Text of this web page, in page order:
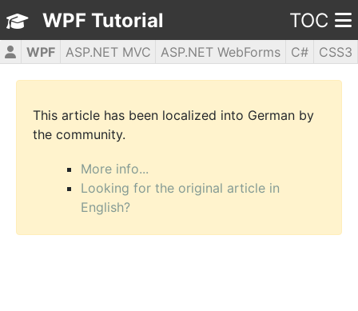
WPF Tutorial TOC
WPF ASP.NET MVC ASP.NET WebForms C#
CSS3
HTML5
JavaScript jQuery PHP5
This article has been localized into German by
the community.
More info...
Looking for the original article in
English?